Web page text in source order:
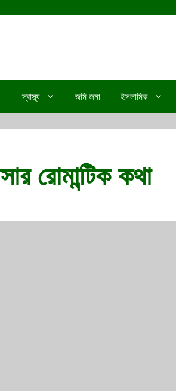
স্বাস্থ্য জমি জমা ইসলামিক
রোমান্টিক কথা